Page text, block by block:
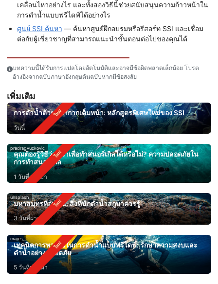
เคลื่อนไหวอย่างไร และทั้งสองวิธีนี้ช่วยสนับสนุนความก้าวหน้าใน
การดำน้ำแบบฟรีไดฟ์ได้อย่างไร
ศูนย์ SSI ค้นหา — ค้นหาศูนย์ฝึกอบรมหรือรีสอร์ท SSI และเชื่อม
ต่อกับผู้เชี่ยวชาญที่สามารถแนะนำขั้นตอนต่อไปของคุณได้
บทความนี้ได้รับการแปลโดยอัตโนมัติและอาจมีข้อผิดพลาดเล็กน้อย โปรด
อ้างอิงจากฉบับภาษาอังกฤษต้นฉบับหากมีข้อสงสัย
เพิ่มเติม
การดำน้ำด้วยหน้ากากเต็มหน้า: หลักสูตรพิเศษใหม่ของ SSI
วันนี้
predragvuckovic
คุณต้องรู้วิธีว่ายน้ำเพื่อทำสนอร์เกิลได้หรือไม่? ความปลอดภัยใน
การทำสนอร์เกิล
1 วันที่ผ่านมา
unsplash
มหาสมุทรที่อุ่นขึ้น: สิ่งที่นักดำน้ำสกูบาควรรู้
3 วันที่ผ่านมา
mares
เทคนิคการหายใจในการดำน้ำแบบฟรีไดฟ์: รักษาความสงบและ
ดำน้ำอย่างปลอดภัย
5 วันที่ผ่านมา